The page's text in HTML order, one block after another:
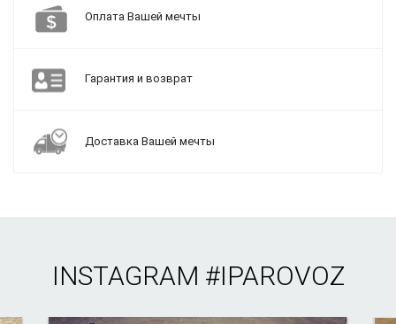
Оплата Вашей мечты
Гарантия и возврат
Доставка Вашей мечты
INSTAGRAM #IPAROVOZ